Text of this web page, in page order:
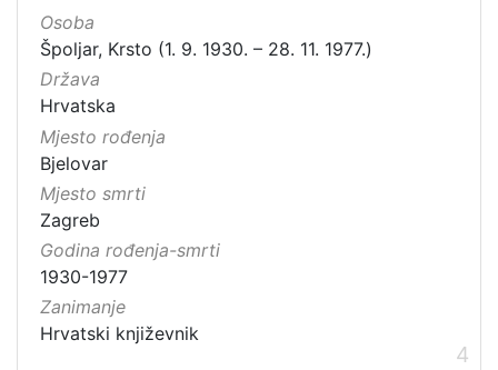
Osoba
Špoljar, Krsto (1. 9. 1930. – 28. 11. 1977.)
Država
Hrvatska
Mjesto rođenja
Bjelovar
Mjesto smrti
Zagreb
Godina rođenja-smrti
1930-1977
Zanimanje
Hrvatski književnik
4